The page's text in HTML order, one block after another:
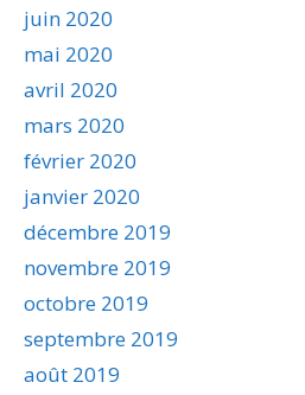
juin 2020
mai 2020
avril 2020
mars 2020
février 2020
janvier 2020
décembre 2019
novembre 2019
octobre 2019
septembre 2019
août 2019